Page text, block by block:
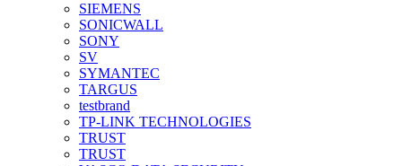
SIEMENS
SONICWALL
SONY
SV
SYMANTEC
TARGUS
testbrand
TP-LINK TECHNOLOGIES
TRUST
TRUST